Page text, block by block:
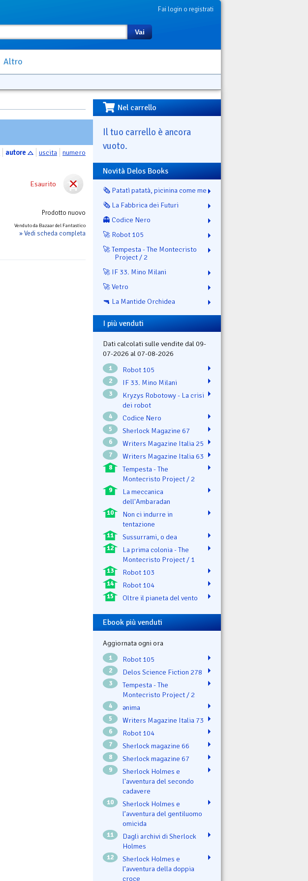
Fai login o registrati
Vai
Altro
autore uscita numero
Esaurito
Prodotto nuovo
Venduto da Bazaar del Fantastico
» Vedi scheda completa
Nel carrello
Il tuo carrello è ancora
vuoto.
Novità Delos Books
🗞️ Patatì patatà, picinina come me
🗞️ La Fabbrica dei Futuri
👻 Codice Nero
🚀 Robot 105
🚀 Tempesta - The Montecristo
Project / 2
🚀 IF 33. Mino Milani
🚀 Vetro
🔫 La Mantide Orchidea
I più venduti
Dati calcolati sulle vendite dal 09-
07-2026 al 07-08-2026
1 Robot 105
2 IF 33. Mino Milani
3
Kryzys Robotowy - La crisi
dei robot
4 Codice Nero
5 Sherlock Magazine 67
6 Writers Magazine Italia 25
7 Writers Magazine Italia 63
8
Tempesta - The
Montecristo Project / 2
9
La meccanica
dell'Ambaradan
10
Non ci indurre in
tentazione
11 Sussurrami, o dea
12
La prima colonia - The
Montecristo Project / 1
13 Robot 103
14 Robot 104
15 Oltre il pianeta del vento
Ebook più venduti
Aggiornata ogni ora
1 Robot 105
2 Delos Science Fiction 278
3
Tempesta - The
Montecristo Project / 2
4 ənima
5 Writers Magazine Italia 73
6 Robot 104
7 Sherlock magazine 66
8 Sherlock magazine 67
9
Sherlock Holmes e
l'avventura del secondo
cadavere
10
Sherlock Holmes e
l’avventura del gentiluomo
omicida
11
Dagli archivi di Sherlock
Holmes
12
Sherlock Holmes e
l’avventura della doppia
croce